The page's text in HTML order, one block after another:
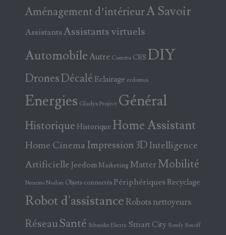
Aménagement d’intérieurA Savoir
AssistantsAssistants virtuels
AutomobileAutre Caméra CES DIY
DronesDécalé Eclairage eedomus
Energies Gladys Project Général
Historique Historique Home Assistant
Home Cinema Impression 3DIntelligence
Artificielle Jeedom Marketing Matter Mobilité
Netatmo Nodon Objets connectés PériphériquesRecyclage
Robot d'assistance Robots nettoyeurs
RéseauSanté Schneider Electric Smart City Somfy Sonoff